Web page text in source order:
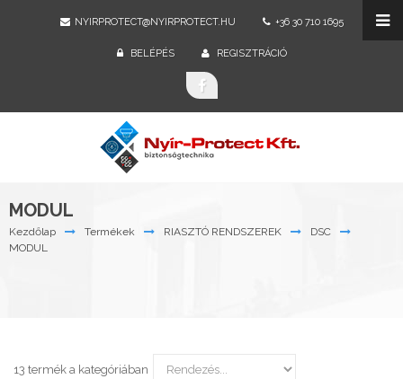
NYIRPROTECT@NYIRPROTECT.HU +36 30 710 1695
BELÉPÉS REGISZTRÁCIÓ
MODUL
Kezdőlap Termékek RIASZTÓ RENDSZEREK
DSC
MODUL
13 termék a kategóriában